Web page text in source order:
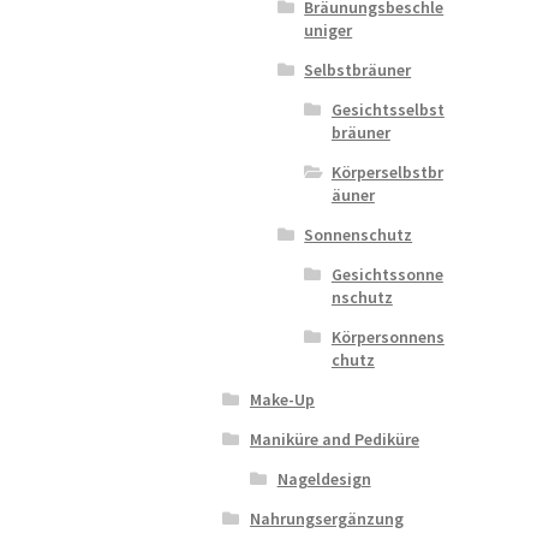
Bräunungsbeschle
uniger
Selbstbräuner
Gesichtsselbst
bräuner
Körperselbstbr
äuner
Sonnenschutz
Gesichtssonne
nschutz
Körpersonnens
chutz
Make-Up
Maniküre and Pediküre
Nageldesign
Nahrungsergänzung